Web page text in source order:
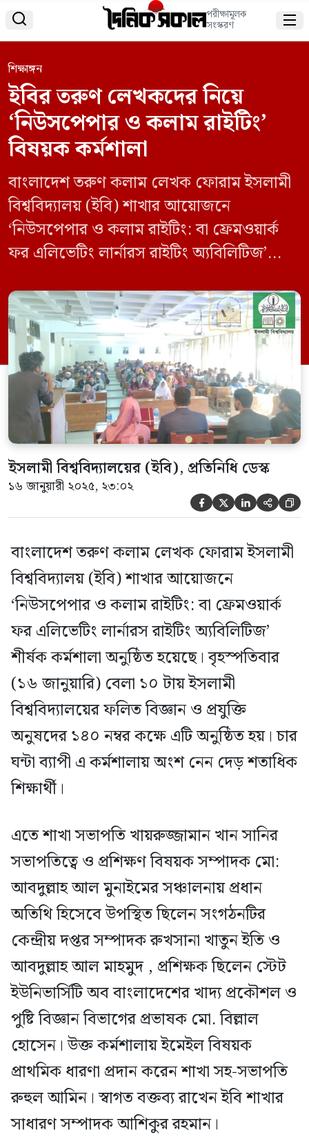
 পরীক্ষামূলক
সংস্করণ 
শিক্ষাঙ্গন
ইবির তরুণ লেখকদের নিয়ে
‘নিউসপেপার ও কলাম রাইটিং’
বিষয়ক কর্মশালা
বাংলাদেশ তরুণ কলাম লেখক ফোরাম ইসলামী
বিশ্ববিদ্যালয় (ইবি) শাখার আয়োজনে
‘নিউসপেপার ও কলাম রাইটিং: বা ফ্রেমওয়ার্ক
ফর এলিভেটিং লার্নারস রাইটিং অ্যবিলিটিজ’
(১৬ জানুয়ারি) বেলা ১০ টায় ইসলামী
বিশ্ববিদ্যালয়ের ফলিত বিজ্ঞান ও প্রযুক্তি
অনুষদের ১৪০ নম্বর কক্ষে এটি অনুষ্ঠিত হয়। চার
ঘন্টা ব্যাপী এ কর্মশালায় অংশ নেন দেড় শতাধিক
শিক্ষার্থী। এতে […]
ইসলামী বিশ্ববিদ্যালয়ের (ইবি), প্রতিনিধি ডেস্ক
১৬ জানুয়ারী ২০২৫, ২৩:০২
    
বাংলাদেশ তরুণ কলাম লেখক ফোরাম ইসলামী
বিশ্ববিদ্যালয় (ইবি) শাখার আয়োজনে
‘নিউসপেপার ও কলাম রাইটিং: বা ফ্রেমওয়ার্ক
ফর এলিভেটিং লার্নারস রাইটিং অ্যবিলিটিজ’
শীর্ষক কর্মশালা অনুষ্ঠিত হয়েছে। বৃহস্পতিবার
(১৬ জানুয়ারি) বেলা ১০ টায় ইসলামী
বিশ্ববিদ্যালয়ের ফলিত বিজ্ঞান ও প্রযুক্তি
অনুষদের ১৪০ নম্বর কক্ষে এটি অনুষ্ঠিত হয়। চার
ঘন্টা ব্যাপী এ কর্মশালায় অংশ নেন দেড় শতাধিক
শিক্ষার্থী।
এতে শাখা সভাপতি খায়রুজ্জামান খান সানির
সভাপতিত্বে ও প্রশিক্ষণ বিষয়ক সম্পাদক মো:
আবদুল্লাহ আল মুনাইমের সঞ্চালনায় প্রধান
অতিথি হিসেবে উপস্থিত ছিলেন সংগঠনটির
কেন্দ্রীয় দপ্তর সম্পাদক রুখসানা খাতুন ইতি ও
আবদুল্লাহ আল মাহমুদ , প্রশিক্ষক ছিলেন স্টেট
ইউনিভার্সিটি অব বাংলাদেশের খাদ্য প্রকৌশল ও
পুষ্টি বিজ্ঞান বিভাগের প্রভাষক মো. বিল্লাল
হোসেন। উক্ত কর্মশালায় ইমেইল বিষয়ক
প্রাথমিক ধারণা প্রদান করেন শাখা সহ-সভাপতি
রুহুল আমিন। স্বাগত বক্তব্য রাখেন ইবি শাখার
সাধারণ সম্পাদক আশিকুর রহমান।